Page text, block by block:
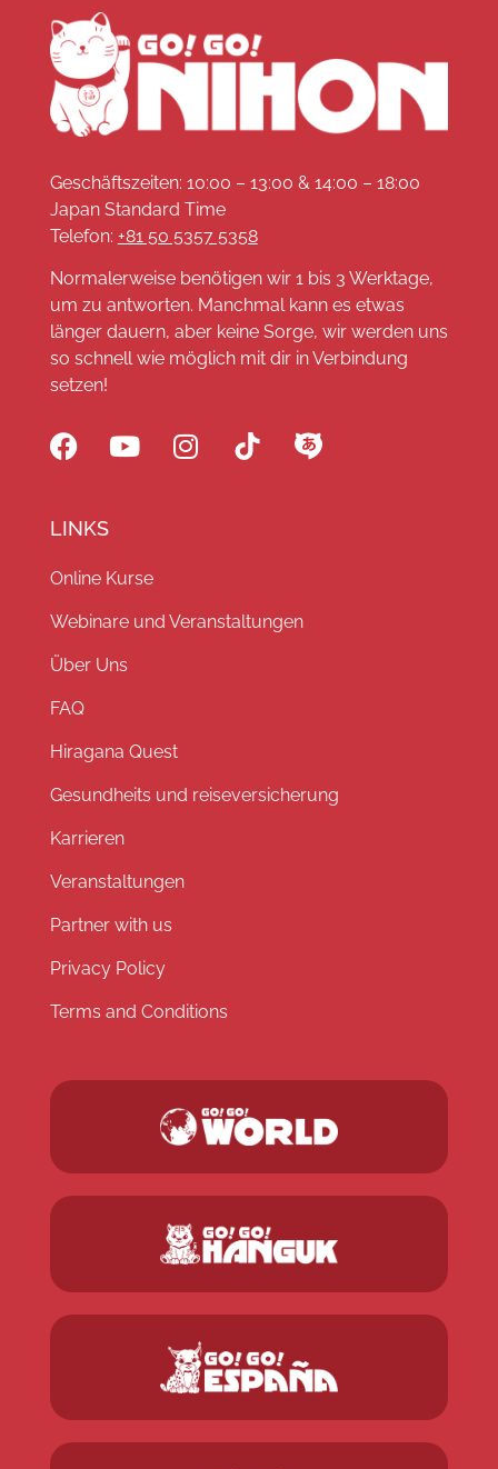
Geschäftszeiten: 10:00 – 13:00 & 14:00 – 18:00
Japan Standard Time
Telefon: +81 50 5357 5358
Normalerweise benötigen wir 1 bis 3 Werktage,
um zu antworten. Manchmal kann es etwas
länger dauern, aber keine Sorge, wir werden uns
so schnell wie möglich mit dir in Verbindung
setzen!
LINKS
Online Kurse
Webinare und Veranstaltungen
Über Uns
FAQ
Hiragana Quest
Gesundheits und reiseversicherung
Karrieren
Veranstaltungen
Partner with us
Privacy Policy
Terms and Conditions